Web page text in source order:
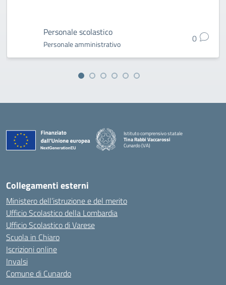
Personale scolastico
Personale amministrativo 0
Istituto comprensivo statale
Tina Rabbi Vaccarossi
Cunardo (VA)
Collegamenti esterni
Ministero dell’istruzione e del merito
Ufficio Scolastico della Lombardia
Ufficio Scolastico di Varese
Scuola in Chiaro
Iscrizioni online
Invalsi
Comune di Cunardo